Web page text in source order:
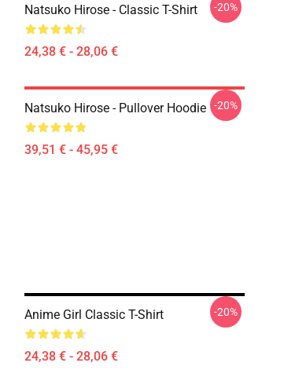
Natsuko Hirose - Classic T-Shirt
24,38 € - 28,06 €
-20%
Natsuko Hirose - Pullover Hoodie
39,51 € - 45,95 €
-20%
Anime Girl Classic T-Shirt
24,38 € - 28,06 €
-20%